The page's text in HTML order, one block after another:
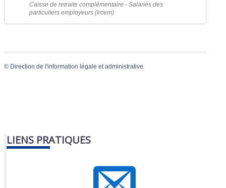
Caisse de retraite complémentaire - Salariés des
particuliers employeurs (Ircem)
© Direction de l'information légale et administrative
LIENS PRATIQUES